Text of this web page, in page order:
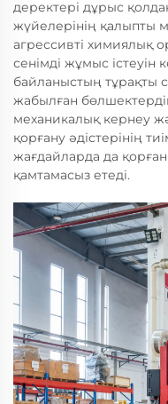
деректері дұрыс
жүйелерінің қалыпты
агрессивті химиялық
сенімді жұмыс істеуін
байланыстың тұрақты
жабылған
механикалық кернеу
қорғану әдістерінің
жағдайларда да
қамтамасыз етеді.